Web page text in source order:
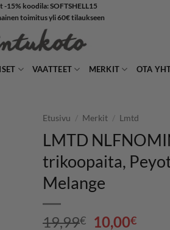
-15% koodila: SOFTSHELL15
toimitus yli 60€ tilaukseen
VAATTEET MERKIT OTA
Etusivu / Merkit / Lmtd
LMTD
trikoopaita,
Melange
19,99€ 10,00€